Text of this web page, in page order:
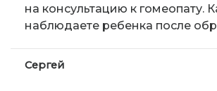
на консультацию к гомеопату.
наблюдаете ребенка после
Сергей